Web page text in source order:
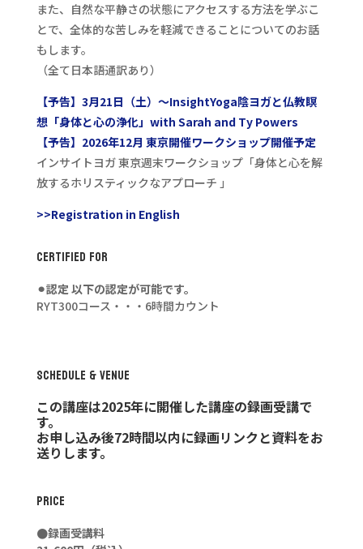
また、自然な平静さの状態にアクセスする方法を学ぶこ
とで、全体的な苦しみを軽減できることについてのお話
もします。
（全て日本語通訳あり）
【予告】3月21日（土）〜InsightYoga陰ヨガと仏教瞑
想「身体と心の浄化」with Sarah and Ty Powers
【予告】2026年12月 東京開催ワークショップ開催予定
インサイトヨガ 東京週末ワークショップ「身体と心を解
放するホリスティックなアプローチ 」
>>Registration in English
CERTIFIED FOR
⚫︎認定 以下の認定が可能です。
RYT300コース・・・6時間カウント
SCHEDULE & VENUE
この講座は2025年に開催した講座の録画受講で
す。
お申し込み後72時間以内に録画リンクと資料をお
送りします。
PRICE
●録画受講料